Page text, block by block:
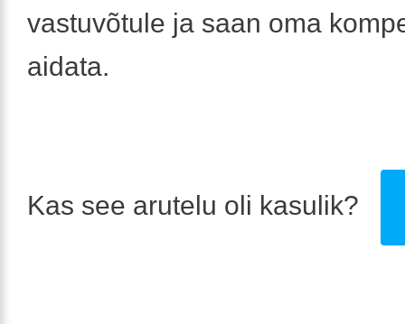
vastuvõtule ja saan oma
aidata.
Kas see arutelu oli kasulik?